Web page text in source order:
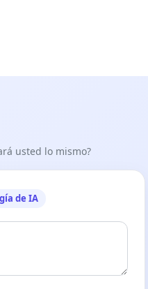
usted lo mismo?
de IA